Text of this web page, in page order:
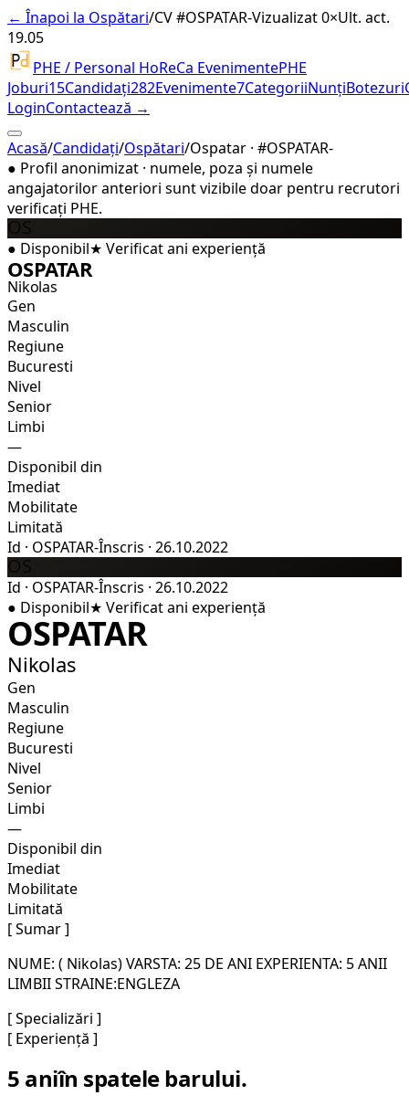
← Înapoi la Ospătari/CV #OSPATAR-Vizualizat 0×Ult. act.
19.05
PHE / Personal HoReCa EvenimentePHE
Joburi15Candidați282Evenimente7CategoriiNunțiBotezuri
LoginContactează →
Acasă/Candidați/Ospătari/Ospatar · #OSPATAR-
● Profil anonimizat · numele, poza și numele
angajatorilor anteriori sunt vizibile doar pentru recrutori
verificați PHE.
● Disponibil★ Verificatani experiență
OSPATAR
Nikolas
Gen
Masculin
Regiune
Bucuresti
Nivel
Senior
Limbi
—
Disponibil din
Imediat
Mobilitate
Limitată
Id · OSPATAR-Înscris · 26.10.2022
Id · OSPATAR-Înscris · 26.10.2022
● Disponibil★ Verificatani experiență
OSPATAR
Nikolas
Gen
Masculin
Regiune
Bucuresti
Nivel
Senior
Limbi
—
Disponibil din
Imediat
Mobilitate
Limitată
[ Sumar ]
NUME: ( Nikolas) VARSTA: 25 DE ANI EXPERIENTA: 5 ANII
LIMBII STRAINE:ENGLEZA
[ Specializări ]
[ Experiență ]
5 aniîn spatele barului.